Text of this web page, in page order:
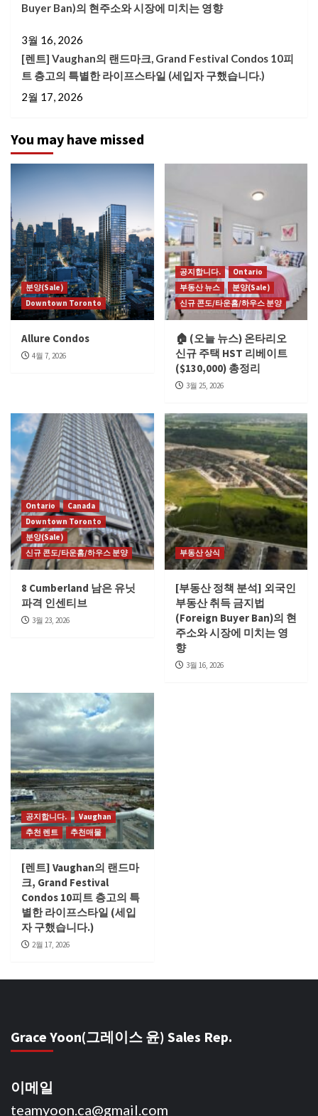
Buyer Ban)의 현주소와 시장에 미치는 영향
3월 16, 2026
[렌트] Vaughan의 랜드마크, Grand Festival Condos 10피
트 층고의 특별한 라이프스타일 (세입자 구했습니다.)
2월 17, 2026
You may have missed
분양(Sale)
Downtown Toronto
Allure Condos
4월 7, 2026
공지합니다.
Ontario
부동산 뉴스
분양(Sale)
신규 콘도/타운홈/하우스 분양
🏠 (오늘 뉴스) 온타리오
신규 주택 HST 리베이트
($130,000) 총정리
3월 25, 2026
Ontario
Canada
Downtown Toronto
분양(Sale)
신규 콘도/타운홈/하우스 분양
8 Cumberland 남은 유닛
파격 인센티브
3월 23, 2026
부동산 상식
[부동산 정책 분석] 외국인
부동산 취득 금지법
(Foreign Buyer Ban)의 현
주소와 시장에 미치는 영
향
3월 16, 2026
공지합니다.
Vaughan
추천 렌트
추천매물
[렌트] Vaughan의 랜드마
크, Grand Festival
Condos 10피트 층고의 특
별한 라이프스타일 (세입
자 구했습니다.)
2월 17, 2026
Grace Yoon(그레이스 윤) Sales Rep.
이메일
teamyoon.ca@gmail.com